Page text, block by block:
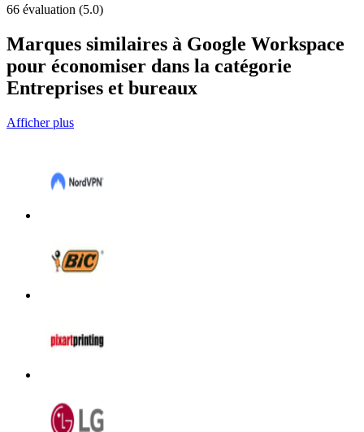
66 évaluation (5.0)
Marques similaires à Google Workspace
pour économiser dans la catégorie
Entreprises et bureaux
Afficher plus